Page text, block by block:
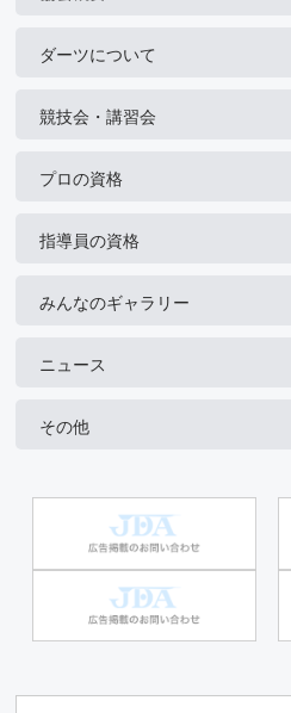
ダーツについて
競技会・講習会
プロの資格
指導員の資格
みんなのギャラリー
ニュース
その他